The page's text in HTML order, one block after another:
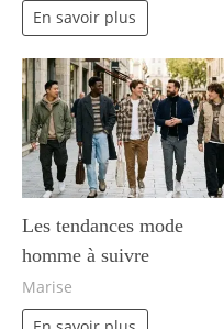
En savoir plus
Les tendances mode
homme à suivre
Marise